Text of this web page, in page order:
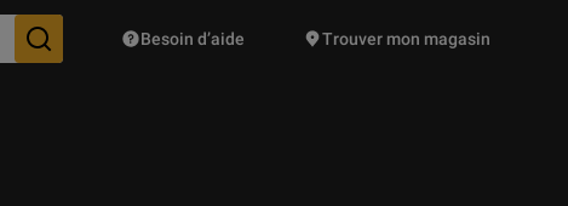
Des suggestions de produits vont vous être proposées
Besoin d’aide Trouver mon magasin